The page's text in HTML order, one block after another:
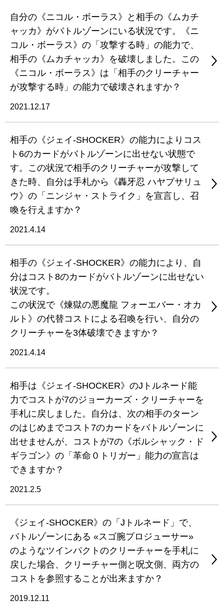
自分の《ニコル・ボーラス》と相手の《ムカチ
ャッカ》がバトルゾーンにいる状況です。《ニ
コル・ボーラス》の「攻撃する時」の能力で、
相手の《ムカチャッカ》を破壊しました。この
《ニコル・ボーラス》は「相手のクリーチャー
が攻撃する時」の能力で破壊されますか？
2021.12.17
相手の《ジェイ-SHOCKER》の能力によりコス
ト6のカードがバトルゾーンに出せない状態で
す。この状況で相手のクリーチャーが攻撃して
きた時、自分は手札から《轟牙忍 ハヤブサリュ
ウ》の「ニンジャ・ストライク」を宣言し、召
喚を行えますか？
2021.4.14
相手の《ジェイ-SHOCKER》の能力により、自
分はコスト8のカードがバトルゾーンに出せない
状況です。
この状況で《煉獄の悪魔龍 フォーエバー・オカ
ルト》の代替コストによる召喚を行い、自分の
クリーチャーを3体破壊できますか？
2021.4.14
相手は《ジェイ-SHOCKER》のJトルネード能
力でコストが7のジョーカーズ・クリーチャーを
手札に戻しました。自分は、次の相手のターン
のはじめまでコスト7のカードをバトルゾーンに
出せませんが、コストが7の《ボルシャック・ド
ギラゴン》の「革命０トリガー」能力の宣言は
できますか？
2021.2.5
《ジェイ-SHOCKER》の「Jトルネード」で、
バトルゾーンにある «スゴ腕プロジューサー»
のようなツインパクトのクリーチャーを手札に
戻した場合、クリーチャー側と呪文側、両方の
コストを参照することが出来ますか？
2019.12.11